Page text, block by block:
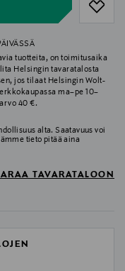
tuotteita, on toimitusaika
Helsingin tavaratalosta
jos tilaat Helsingin Wolt-
ma–pe 10–
40 €.
alta. Saatavuus voi
tieto pitää aina
TAVARATALOON